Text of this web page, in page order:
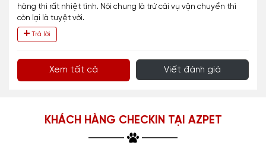
hàng thì rất nhiệt tình. Nói chung là trừ cái vụ vận chuyển thì
còn lại là tuyệt vời.
Trả lời
Xem tất cả Viết đánh giá
KHÁCH HÀNG CHECKIN TẠI AZPET